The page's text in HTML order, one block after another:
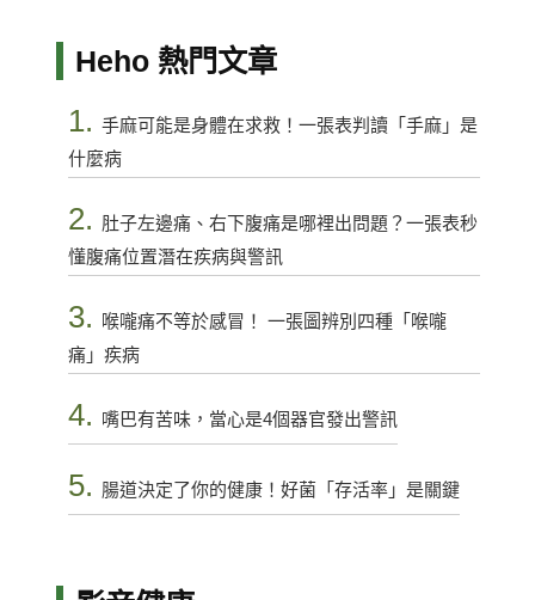
Heho 熱門文章
1. 手麻可能是身體在求救！一張表判讀「手麻」是
什麼病
2. 肚子左邊痛、右下腹痛是哪裡出問題？一張表秒
懂腹痛位置潛在疾病與警訊
3.
喉嚨痛不等於感冒！ 一張圖辨別四種「喉嚨
痛」疾病
4. 嘴巴有苦味，當心是4個器官發出警訊
5. 腸道決定了你的健康！好菌「存活率」是關鍵